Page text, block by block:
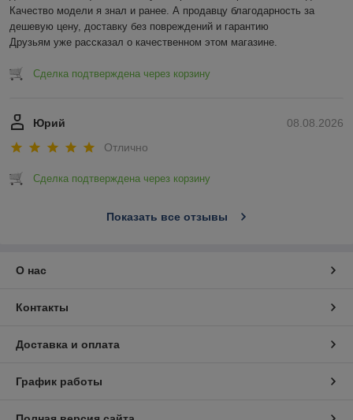
Качество модели я знал и ранее. А продавцу благодарность за
дешевую цену, доставку без повреждений и гарантию
Друзьям уже рассказал о качественном этом магазине.
Сделка подтверждена через корзину
08.08.2026
Юрий
Отлично
Сделка подтверждена через корзину
Показать все отзывы
О нас
Контакты
Доставка и оплата
График работы